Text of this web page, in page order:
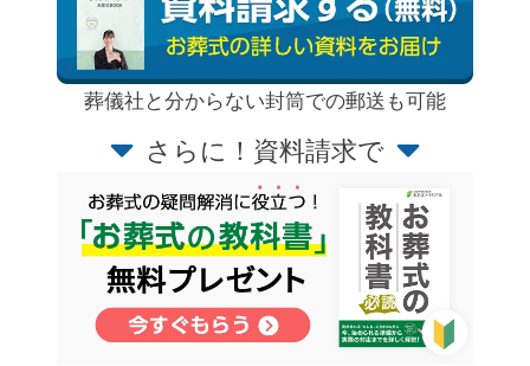
葬儀社と分からない封筒での郵送も可能
さらに！資料請求で